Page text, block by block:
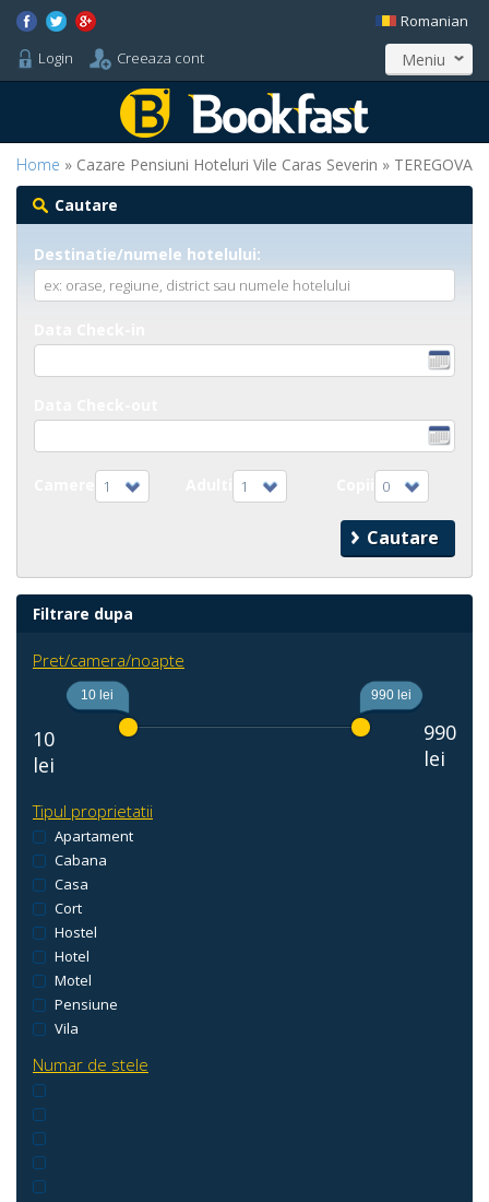
Login Creeaza cont
Romanian
Meniu
Home » Cazare Pensiuni Hoteluri Vile Caras Severin » TEREGOVA
Cautare
Destinatie/numele hotelului:
1 1 0
Filtrare dupa
Pret/camera/noapte
10
lei
10 lei 990 lei
990
lei
Tipul proprietatii
Apartament
Cabana
Casa
Cort
Hostel
Hotel
Motel
Pensiune
Vila
Numar de stele